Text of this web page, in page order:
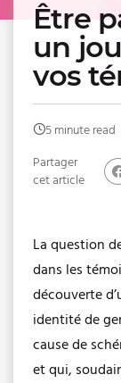
Être
un
vos
5 minute read
Partager
cet article
La question
dans les
découverte
identité de
cause de
et qui,